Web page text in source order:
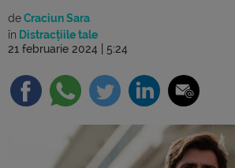
deCraciun Sara
în Distracțiile tale
21 februarie 2024 | 5:24